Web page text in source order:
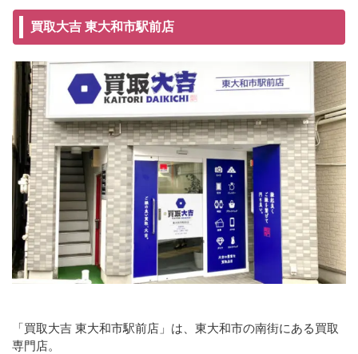
買取大吉 東大和市駅前店
「買取大吉 東大和市駅前店」は、東大和市の南街にある買取
専門店。